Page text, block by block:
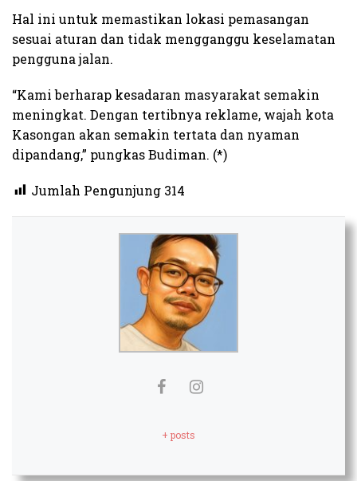
Hal ini untuk memastikan lokasi pemasangan
sesuai aturan dan tidak mengganggu keselamatan
pengguna jalan.
“Kami berharap kesadaran masyarakat semakin
meningkat. Dengan tertibnya reklame, wajah kota
Kasongan akan semakin tertata dan nyaman
dipandang,” pungkas Budiman. (*)
Jumlah Pengunjung 314
+ posts